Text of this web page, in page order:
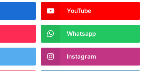
YouTube
Whatsapp
Instagram